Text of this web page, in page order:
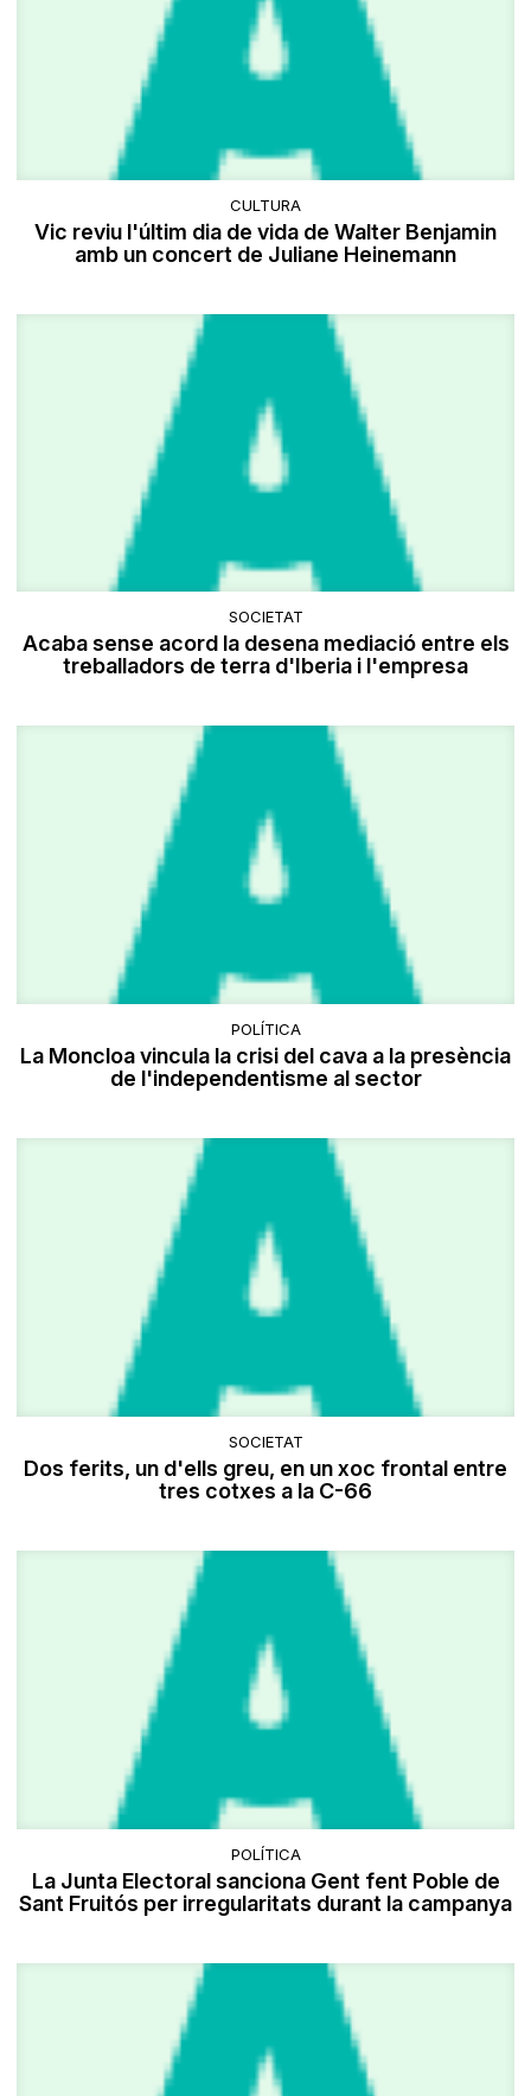
CULTURA
Vic reviu l'últim dia de vida de Walter Benjamin
amb un concert de Juliane Heinemann
SOCIETAT
Acaba sense acord la desena mediació entre els
treballadors de terra d'Iberia i l'empresa
POLÍTICA
La Moncloa vincula la crisi del cava a la presència
de l'independentisme al sector
SOCIETAT
Dos ferits, un d'ells greu, en un xoc frontal entre
tres cotxes a la C-66
POLÍTICA
La Junta Electoral sanciona Gent fent Poble de
Sant Fruitós per irregularitats durant la campanya